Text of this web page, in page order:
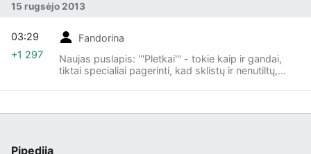
15 rugsėjo 2013
Fandorina
Naujas puslapis: '''Pletkai''' - tokie kaip ir gandai,
tiktai specialiai pagerinti, kad sklistų ir nenutiltų,
03:29
+1 297
Pipedija